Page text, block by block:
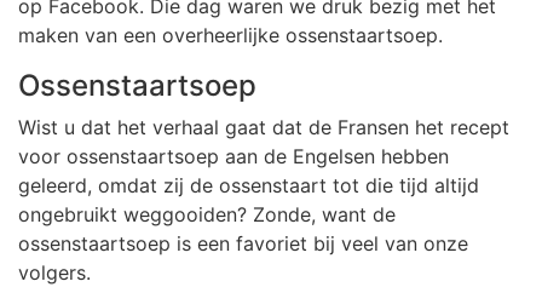
op Facebook. Die dag waren we druk bezig met het
maken van een overheerlijke ossenstaartsoep.
Ossenstaartsoep
Wist u dat het verhaal gaat dat de Fransen het recept
voor ossenstaartsoep aan de Engelsen hebben
geleerd, omdat zij de ossenstaart tot die tijd altijd
ongebruikt weggooiden? Zonde, want de
ossenstaartsoep is een favoriet bij veel van onze
volgers.